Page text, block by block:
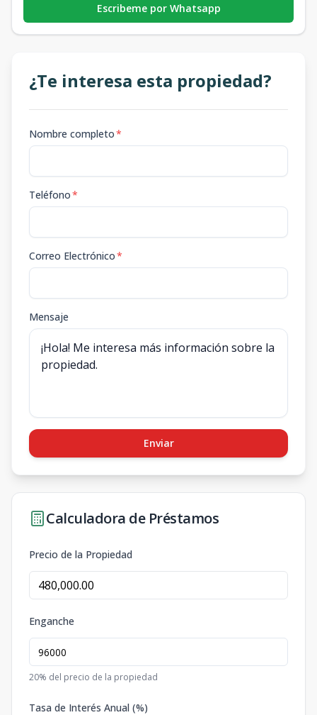
Escribeme por Whatsapp
¿Te interesa esta propiedad?
Nombre completo*
Teléfono*
Correo Electrónico*
Mensaje
Enviar
Calculadora de Préstamos
Precio de la Propiedad
Enganche
20% del precio de la propiedad
Tasa de Interés Anual (%)